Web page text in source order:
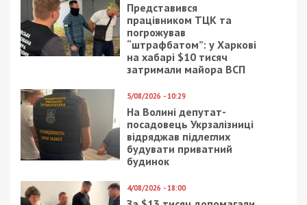
Представився
працівником ТЦК та
погрожував
“штрафбатом”: у Харкові
на хабарі $10 тисяч
затримали майора ВСП
5/08/2026 - 10:29
На Волині депутат-
посадовець Укрзалізниці
відряджав підлеглих
будувати приватний
будинок
4/08/2026 - 18:00